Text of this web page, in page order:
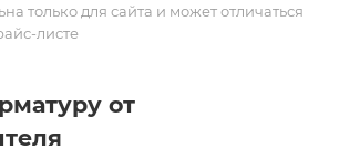
только для сайта и может отличаться
листе
от